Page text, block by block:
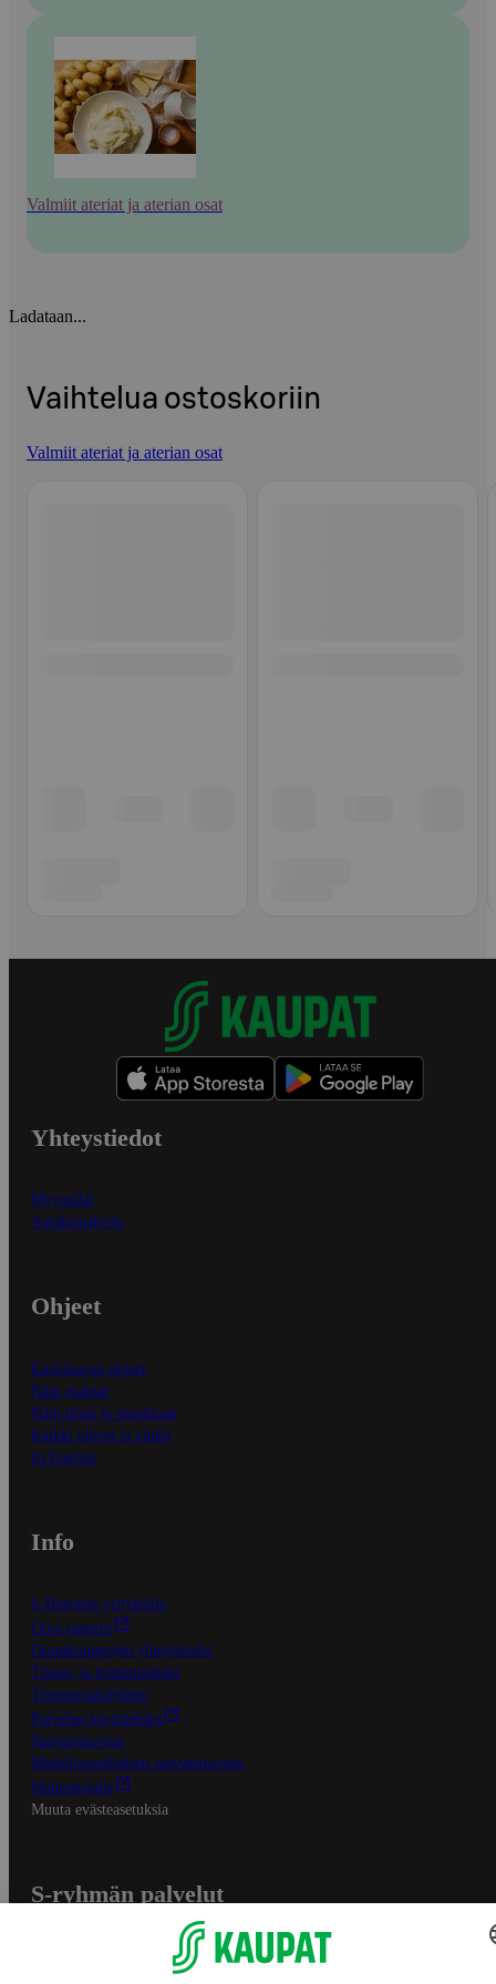
Valmiit ateriat ja aterian osat
Ladataan...
Vaihtelua ostoskoriin
Valmiit ateriat ja aterian osat
Yhteystiedot
Myymälät
Asiakaspalvelu
Ohjeet
Ensitilaajan ohjeet
Näin maksat
Näin tilaat ja muokkaat
Kaikki ohjeet ja vinkit
In English
Info
S-Business yrityksille
Oiva-raportit
Osuuskauppojen yhteystiedot
Tilaus- ja toimitusehdot
Tietosuojakäytäntö
Palvelun käyttöehdot
Saavutettavuus
Mobiilisovelluksen saavutettavuus
Mainostajalle
Muuta evästeasetuksia
S-ryhmän palvelut